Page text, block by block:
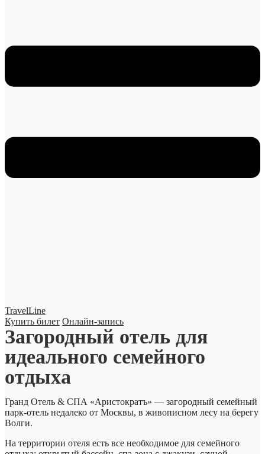
TravelLine
Купить билет Онлайн-запись
Загородный отель для
идеального семейного
отдыха
Гранд Отель & СПА «Аристократъ» — загородный семейный
парк-отель недалеко от Москвы, в живописном лесу на берегу
Волги.
На территории отеля есть все необходимое для семейного